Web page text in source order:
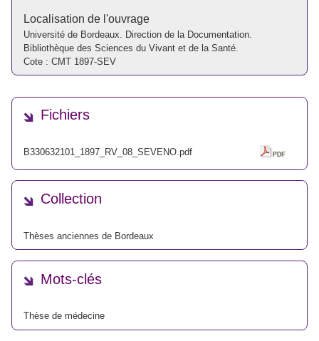
Localisation de l'ouvrage
Université de Bordeaux. Direction de la Documentation.
Bibliothèque des Sciences du Vivant et de la Santé.
Cote : CMT 1897-SEV
Fichiers
B330632101_1897_RV_08_SEVENO.pdf
Collection
Thèses anciennes de Bordeaux
Mots-clés
Thèse de médecine